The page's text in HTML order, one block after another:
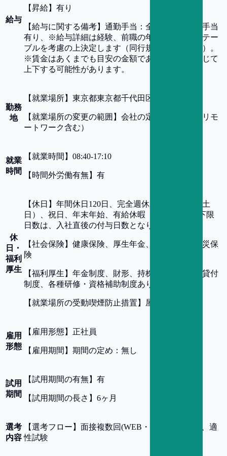
給与
【昇給】 有り
【給与に関する備考】 通勤手当：全額支給、残業手当
有り、※給与詳細は経験、前職の年収、同行基準テー
ブルを考慮の上決定します（同行規定による提示）。
※賃金はあくまでも目安の金額であり、選考を通じて
上下する可能性があります。
勤務
地
【 就業場所】 東京都東京都千代田区丸の内1-4-5
【 就業場所の変更の範囲 】 会社の定める事業所（リモ
ートワーク含む）
就業
時間
【 就業時間 】 08:40-17:10
【 時間外労働有無】 有
休
日・
福利
厚生
【休日 】 年間休日120日、完全週休2日制（原則、土
日）、祝日、年末年始、有給休暇（4日～21日※下限
日数は、入社直後の付与日数となります）
【社会保険 】 健康保険、厚生年金、雇用保険、労災保
険
【福利厚生 】 年金制度、財形、持株会、住宅資金貸付
制度、各種研修・資格補助制度あり
【 就業場所の受動喫煙防止措置 】 屋内全面禁煙
雇用
形態
【 雇用形態】 正社員
【 雇用期間 】 期間の定め：無し
試用
期間
【試用期間の有無】 有
【試用期間の長さ 】 6ヶ月
選考
内容
【選考フロー 】 面接複数回(WEB・対面いずれか)、適
性試験